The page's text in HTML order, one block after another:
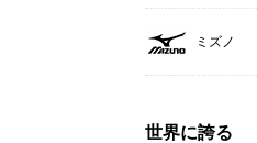
ミズノ
世界に誇る